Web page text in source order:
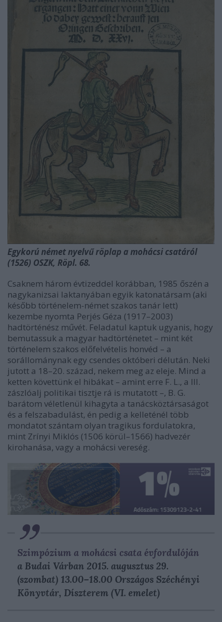
Egykorú német nyelvű röplap a mohácsi csatáról
(1526) OSZK, Röpl. 68.
Csaknem három évtizeddel korábban, 1985 őszén a
nagykanizsai laktanyában egyik katonatársam (aki
később történelem-német szakos tanár lett)
kezembe nyomta Perjés Géza (1917–2003)
hadtörténész művét. Feladatul kaptuk ugyanis, hogy
bemutassuk a magyar hadtörténetet – mint két
történelem szakos előfelvételis honvéd – a
sorállománynak egy csendes októberi délután. Neki
jutott a 18–20. század, nekem meg az eleje. Mind a
ketten követtünk el hibákat – amint erre F. L., a III.
zászlóalj politikai tisztje rá is mutatott –, B. G.
barátom véletlenül kihagyta a tanácsköztársaságot
és a felszabadulást, én pedig a kelleténél több
mondatot szántam olyan tragikus fordulatokra,
mint Zrínyi Miklós (1506 körül–1566) hadvezér
kirohanása, vagy a mohácsi vereség.
Szimpózium a mohácsi csata évfordulóján
a Budai Várban 2015. augusztus 29.
(szombat) 13.00–18.00 Országos Széchényi
Könyvtár, Díszterem (VI. emelet)